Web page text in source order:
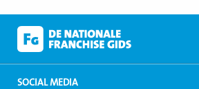
SOCIAL MEDIA